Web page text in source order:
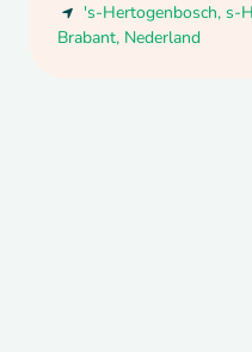
's-Hertogenbosch, s-
Brabant, Nederland